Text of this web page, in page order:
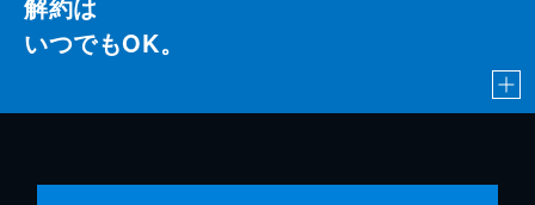
いつでもOK。